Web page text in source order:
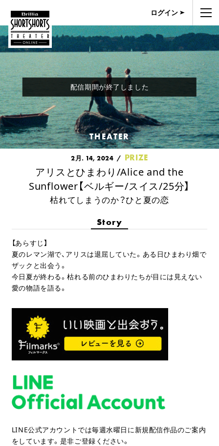
ログイン
配信期間が終了しました
THEATER
2月. 14, 2024 PRIZE
アリスとひまわり/Alice and the
Sunflower【ベルギー/スイス/25分】
枯れてしまうのか？ひと夏の恋
Story
【あらすじ】
夏のレマン湖で、アリスは退屈していた。ある日ひまわり畑で
ザックと出会う。
今日夏が終わる。枯れる前のひまわりたちが目には見えない
愛の物語を語る。
LINE公式アカウントでは毎週水曜日に新規配信作品のご案内
をしています。是非ご登録ください。